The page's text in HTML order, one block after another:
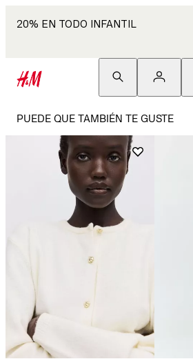
20% EN TODO INFANTIL
PUEDE QUE TAMBIÉN TE GUSTE